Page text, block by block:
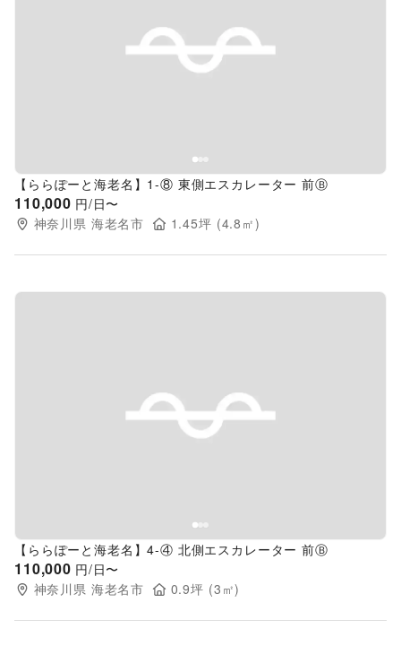
Previous slide
【ららぽーと海老名】1-⑧ 東側エスカレーター 前Ⓑ
110,000 円/日〜
神奈川県 海老名市 1.45坪 (4.8 ㎡)
Previous slide
【ららぽーと海老名】4-④ 北側エスカレーター 前Ⓑ
110,000 円/日〜
神奈川県 海老名市 0.9坪 (3 ㎡)